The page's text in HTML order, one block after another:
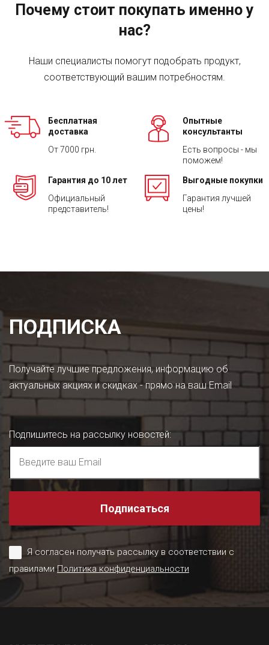
Почему стоит покупать именно у
нас?
Наши специалисты помогут подобрать продукт,
соответствующий вашим потребностям.
Бесплатная
доставка
От 7000 грн.
Опытные
консультанты
Есть вопросы - мы
поможем!
Гарантия до 10 лет
Официальный
представитель!
Выгодные покупки
Гарантия лучшей
цены!
ПОДПИСКА
Получайте лучшие предложения, информацию об
актуальных акциях и скидках - прямо на ваш Email
Подпишитесь на рассылку новостей:
Подписаться
Я согласен получать рассылку в соответствии с
правиламиПолитика конфиденциальности